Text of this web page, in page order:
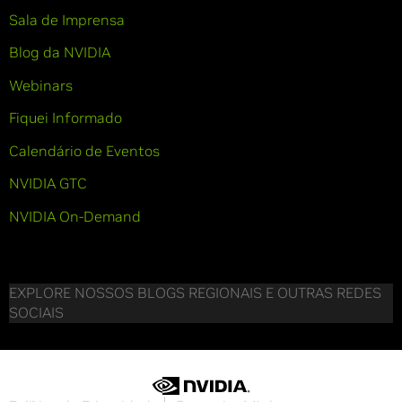
Sala de Imprensa
Blog da NVIDIA
Webinars
Fiquei Informado
Calendário de Eventos
NVIDIA GTC
NVIDIA On-Demand
EXPLORE NOSSOS BLOGS REGIONAIS E OUTRAS REDES
SOCIAIS